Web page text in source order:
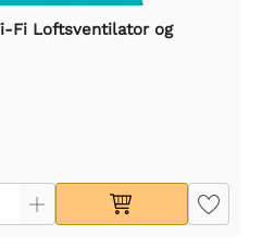
Fi Loftsventilator og